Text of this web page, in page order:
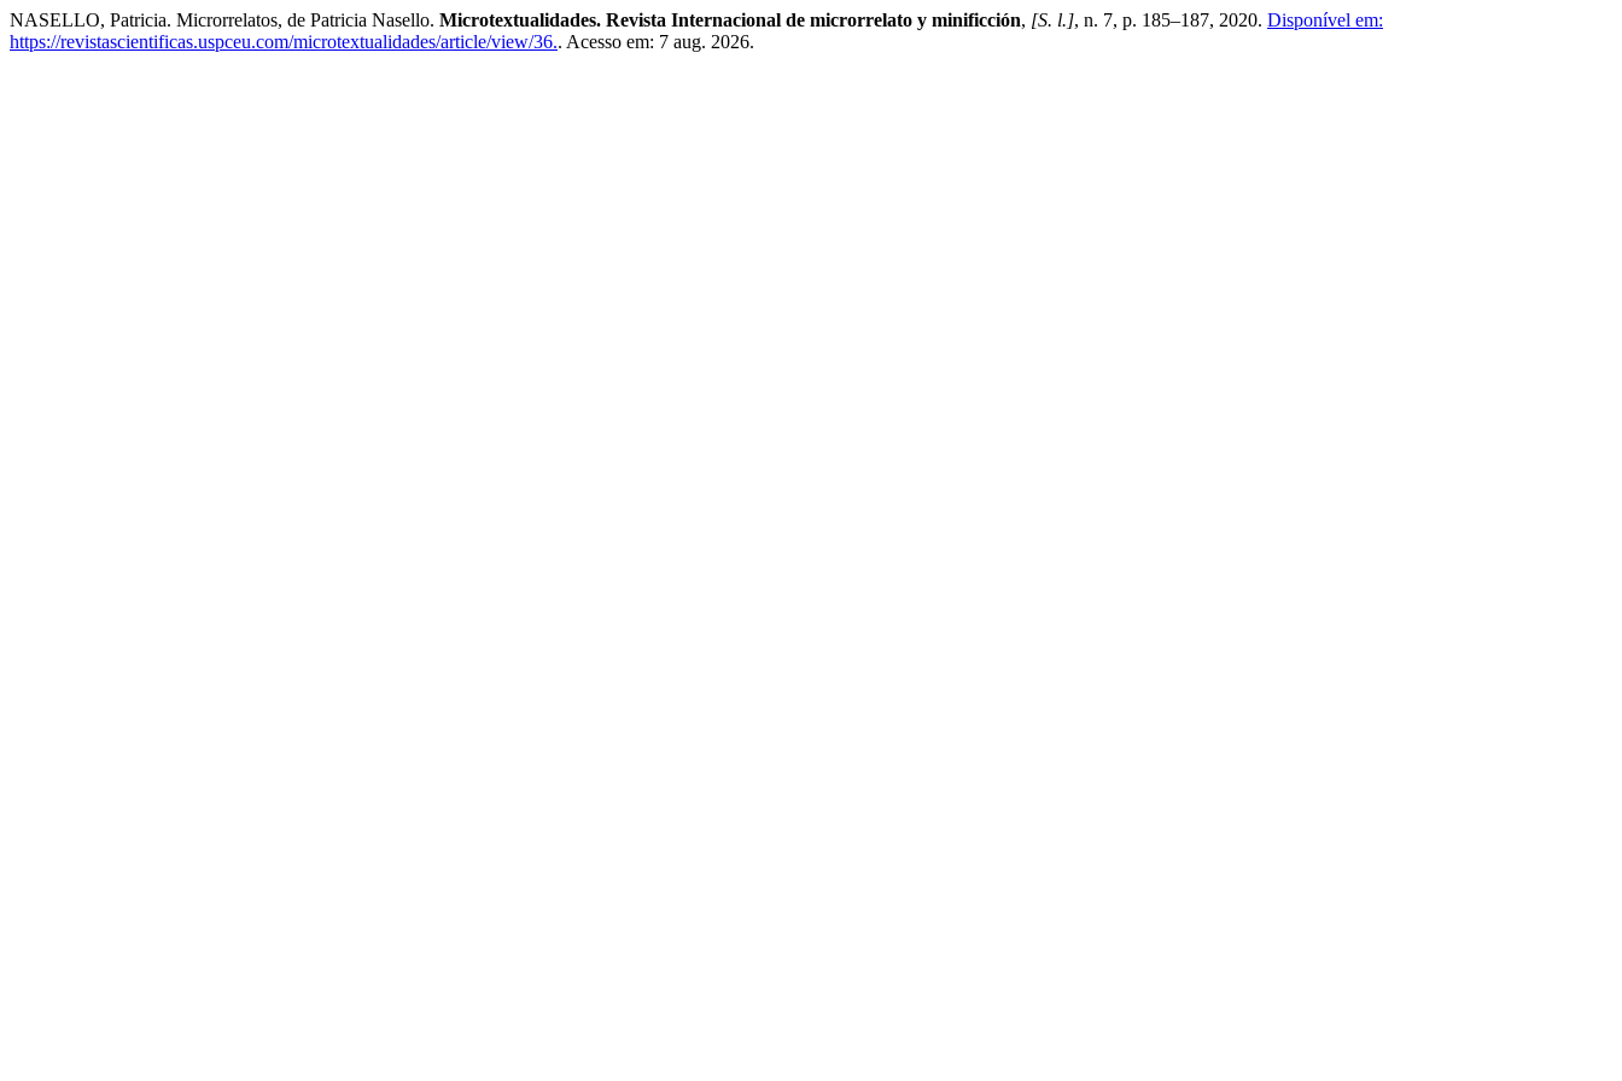
NASELLO, Patricia. Microrrelatos, de Patricia Nasello. Microtextualidades. Revista Internacional de microrrelato y minificción, [S. l.], n. 7, p. 185–187, 2020. Disponível em:
https://revistascientificas.uspceu.com/microtextualidades/article/view/36.. Acesso em: 7 aug. 2026.